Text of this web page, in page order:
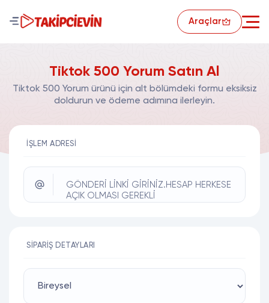
Araçlar
Tiktok 500 Yorum Satın Al
Tiktok 500 Yorum ürünü için alt bölümdeki formu eksiksiz
doldurun ve ödeme adımına ilerleyin.
İŞLEM ADRESI
GÖNDERİ LİNKİ GİRİNİZ.HESAP HERKESE
AÇIK OLMASI GEREKLİ
SIPARIŞ DETAYLARI